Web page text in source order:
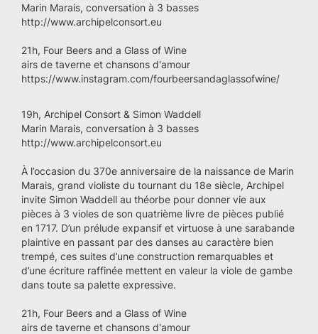
Marin Marais, conversation à 3 basses
http://www.archipelconsort.eu
21h, Four Beers and a Glass of Wine
airs de taverne et chansons d'amour
https://www.instagram.com/fourbeersandaglassofwine/
19h, Archipel Consort & Simon Waddell
Marin Marais, conversation à 3 basses
http://www.archipelconsort.eu
À l’occasion du 370e anniversaire de la naissance de Marin
Marais, grand violiste du tournant du 18e siècle, Archipel
invite Simon Waddell au théorbe pour donner vie aux
pièces à 3 violes de son quatrième livre de pièces publié
en 1717. D’un prélude expansif et virtuose à une sarabande
plaintive en passant par des danses au caractère bien
trempé, ces suites d’une construction remarquables et
d’une écriture raffinée mettent en valeur la viole de gambe
dans toute sa palette expressive.
21h, Four Beers and a Glass of Wine
airs de taverne et chansons d'amour